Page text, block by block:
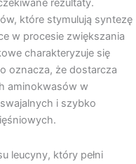
rezultaty.
które stymulują syntezę
w procesie zwiększania
charakteryzuje się
oznacza, że dostarcza
aminokwasów w
i szybko
leucyny, który pełni